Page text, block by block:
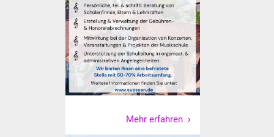
Abfall und Entsorgung
Kultur & Freizeit
Veranstaltungen
Stadtfest
Ostermarkt
Mehr erfahren